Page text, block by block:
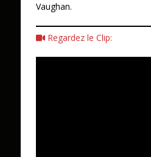
Vaughan.
Regardez le Clip: